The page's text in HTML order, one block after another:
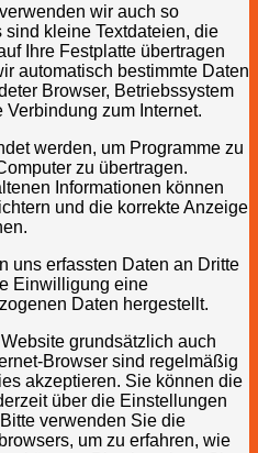
wir auch so
sind kleine Textdateien, die
Ihre Festplatte übertragen
automatisch bestimmte Daten
Browser, Betriebssystem
Verbindung zum Internet.
werden, um Programme zu
zu übertragen.
Informationen können
und die korrekte Anzeige
uns erfassten Daten an Dritte
Einwilligung eine
Daten hergestellt.
grundsätzlich auch
Browser sind regelmäßig
akzeptieren. Sie können die
über die Einstellungen
verwenden Sie die
um zu erfahren, wie